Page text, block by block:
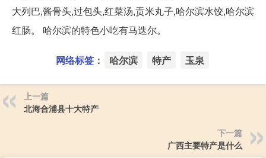
大列巴,酱骨头,过包头,红菜汤,贡米丸子,哈尔滨水饺,哈尔滨
红肠。 哈尔滨的特色小吃有马迭尔。
网络标签： 哈尔滨 特产 玉泉
上一篇
北海合浦县十大特产
下一篇
广西主要特产是什么